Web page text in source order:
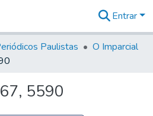
&
Coleções
Tudo na
Digital
Entrar
Paulistas
O Imparcial
5590